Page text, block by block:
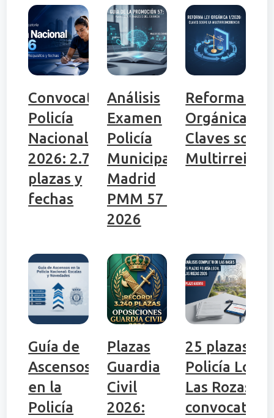
Convocatoria
Policía
Nacional
2026: 2.704
plazas y
fechas
Análisis
Examen
Policía
Municipal
Madrid
PMM 57 |
2026
Reforma Ley
Orgánica 1/
Claves
Guía de
Ascensos
en la
Policía
Plazas
Guardia
Civil
2026:
25 plazas
Policía Local
Las Rozas:
convocatoria